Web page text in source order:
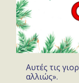
Αυτές τις
αλλιώς».